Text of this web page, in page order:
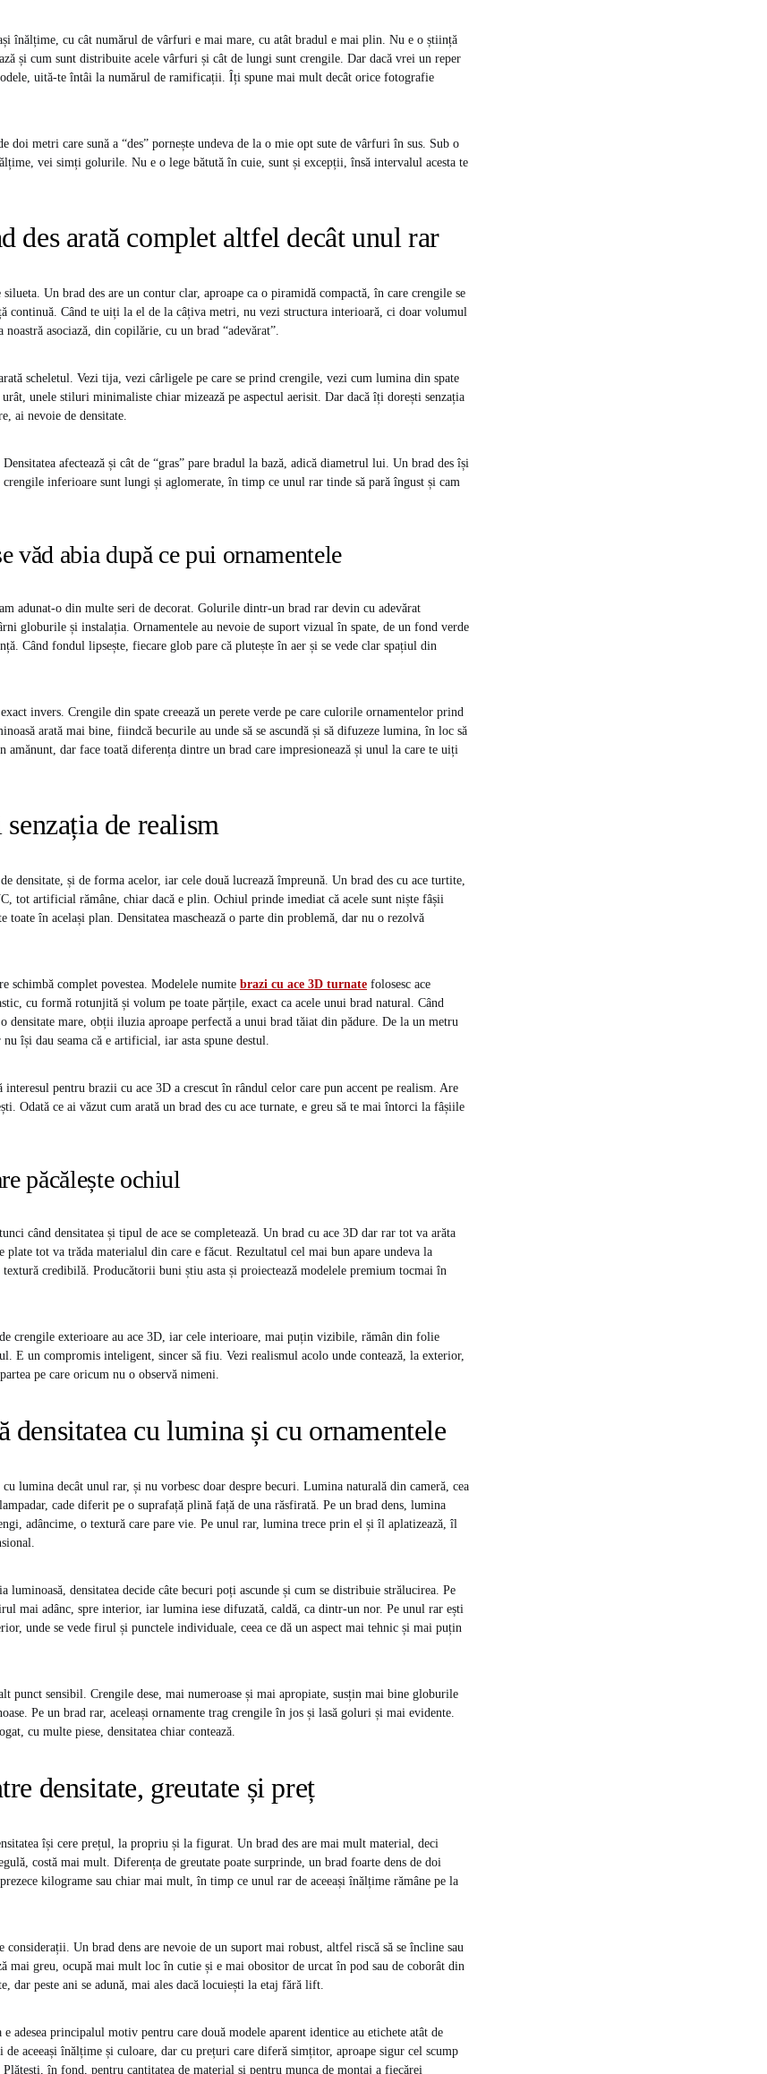
înălțime, cu cât numărul de vârfuri e mai mare, cu atât bradul e mai plin. Nu e o știință
și cum sunt distribuite acele vârfuri și cât de lungi sunt crengile. Dar dacă vrei un reper
uită-te întâi la numărul de ramificații. Îți spune mai mult decât orice fotografie
doi metri care sună a “des” pornește undeva de la o mie opt sute de vârfuri în sus. Sub o
vei simți golurile. Nu e o lege bătută în cuie, sunt și excepții, însă intervalul acesta te
des arată complet altfel decât unul rar
Un brad des are un contur clar, aproape ca o piramidă compactă, în care crengile se
continuă. Când te uiți la el de la câțiva metri, nu vezi structura interioară, ci doar volumul
noastră asociază, din copilărie, cu un brad “adevărat”.
scheletul. Vezi tija, vezi cârligele pe care se prind crengile, vezi cum lumina din spate
unele stiluri minimaliste chiar mizează pe aspectul aerisit. Dar dacă îți dorești senzația
ai nevoie de densitate.
afectează și cât de “gras” pare bradul la bază, adică diametrul lui. Un brad des își
inferioare sunt lungi și aglomerate, în timp ce unul rar tinde să pară îngust și cam
văd abia după ce pui ornamentele
adunat-o din multe seri de decorat. Golurile dintr-un brad rar devin cu adevărat
globurile și instalația. Ornamentele au nevoie de suport vizual în spate, de un fond verde
Când fondul lipsește, fiecare glob pare că plutește în aer și se vede clar spațiul din
invers. Crengile din spate creează un perete verde pe care culorile ornamentelor prind
arată mai bine, fiindcă becurile au unde să se ascundă și să difuzeze lumina, în loc să
amănunt, dar face toată diferența dintre un brad care impresionează și unul la care te uiți
de realism
densitate, și de forma acelor, iar cele două lucrează împreună. Un brad des cu ace turtite,
tot artificial rămâne, chiar dacă e plin. Ochiul prinde imediat că acele sunt niște fâșii
în același plan. Densitatea maschează o parte din problemă, dar nu o rezolvă
schimbă complet povestea. Modelele numite brazi cu ace 3D turnate folosesc ace
cu formă rotunjită și volum pe toate părțile, exact ca acele unui brad natural. Când
densitate mare, obții iluzia aproape perfectă a unui brad tăiat din pădure. De la un metru
își dau seama că e artificial, iar asta spune destul.
interesul pentru brazii cu ace 3D a crescut în rândul celor care pun accent pe realism. Are
Odată ce ai văzut cum arată un brad des cu ace turnate, e greu să te mai întorci la fâșiile
păcălește ochiul
când densitatea și tipul de ace se completează. Un brad cu ace 3D dar rar tot va arăta
plate tot va trăda materialul din care e făcut. Rezultatul cel mai bun apare undeva la
credibilă. Producătorii buni știu asta și proiectează modelele premium tocmai în
crengile exterioare au ace 3D, iar cele interioare, mai puțin vizibile, rămân din folie
E un compromis inteligent, sincer să fiu. Vezi realismul acolo unde contează, la exterior,
pe care oricum nu o observă nimeni.
densitatea cu lumina și cu ornamentele
lumina decât unul rar, și nu vorbesc doar despre becuri. Lumina naturală din cameră, cea
cade diferit pe o suprafață plină față de una răsfirată. Pe un brad dens, lumina
adâncime, o textură care pare vie. Pe unul rar, lumina trece prin el și îl aplatizează, îl
luminoasă, densitatea decide câte becuri poți ascunde și cum se distribuie strălucirea. Pe
mai adânc, spre interior, iar lumina iese difuzată, caldă, ca dintr-un nor. Pe unul rar ești
unde se vede firul și punctele individuale, ceea ce dă un aspect mai tehnic și mai puțin
punct sensibil. Crengile dese, mai numeroase și mai apropiate, susțin mai bine globurile
Pe un brad rar, aceleași ornamente trag crengile în jos și lasă goluri și mai evidente.
cu multe piese, densitatea chiar contează.
densitate, greutate și preț
își cere prețul, la propriu și la figurat. Un brad des are mai mult material, deci
costă mai mult. Diferența de greutate poate surprinde, un brad foarte dens de doi
kilograme sau chiar mai mult, în timp ce unul rar de aceeași înălțime rămâne pe la
considerații. Un brad dens are nevoie de un suport mai robust, altfel riscă să se încline sau
mai greu, ocupă mai mult loc în cutie și e mai obositor de urcat în pod sau de coborât din
dar peste ani se adună, mai ales dacă locuiești la etaj fără lift.
adesea principalul motiv pentru care două modele aparent identice au etichete atât de
aceeași înălțime și culoare, dar cu prețuri care diferă simțitor, aproape sigur cel scump
în fond, pentru cantitatea de material și pentru munca de montaj a fiecărei